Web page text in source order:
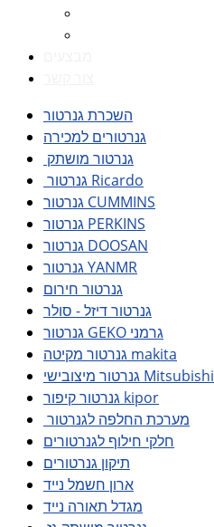
השכרת גנרטור
גנרטורים למכירה
גנרטור מושתק
גנרטור Ricardo
גנרטור CUMMINS
גנרטור PERKINS
גנרטור DOOSAN
גנרטור YANMR
גנרטור חירום
גנרטור דיזל - סולר
גנרטור GEKO גרמני
גנרטור מקיטה makita
גנרטור מיצובישי Mitsubishi
גנרטור קיפור kipor
מערכת החלפה לגנרטור
חלקי חילוף לגנרטורים
תיקון גנרטורים
ארון חשמל נייד
מגדל תאורה נייד